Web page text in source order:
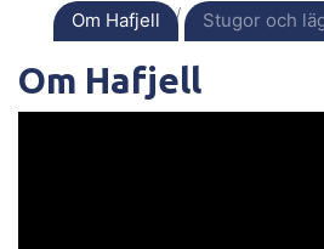
Om Hafjell Stugor och
Framsida Destinationer
Om Hafjell